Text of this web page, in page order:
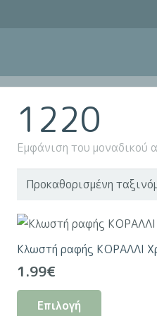
1220
Εμφάνιση του μοναδικού
Κλωστή ραφής ΚΟΡΑΛΛΙ
1.99€
Επιλογή